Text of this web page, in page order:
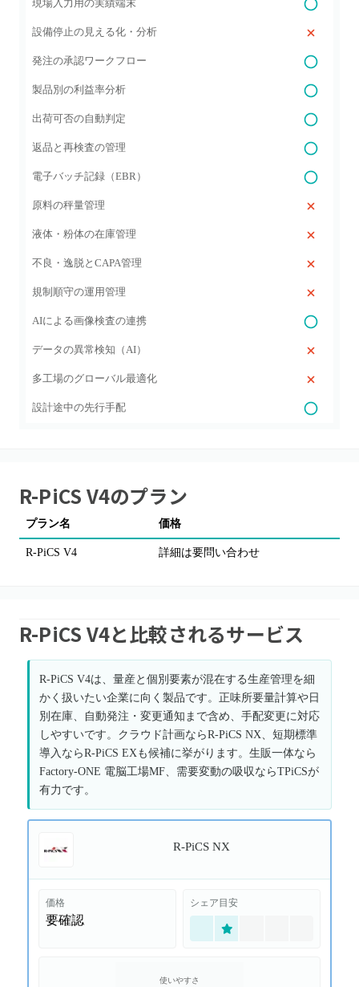
現場入力用の実績端末
設備停止の見える化・分析
発注の承認ワークフロー
製品別の利益率分析
出荷可否の自動判定
返品と再検査の管理
電子バッチ記録（EBR）
原料の秤量管理
液体・粉体の在庫管理
不良・逸脱とCAPA管理
規制順守の運用管理
AIによる画像検査の連携
データの異常検知（AI）
多工場のグローバル最適化
設計途中の先行手配
R-PiCS V4のプラン
プラン名 価格
R-PiCS V4 詳細は要問い合わせ
R-PiCS V4と比較されるサービス
R-PiCS V4は、量産と個別要素が混在する生産管理を細
かく扱いたい企業に向く製品です。正味所要量計算や日
別在庫、自動発注・変更通知まで含め、手配変更に対応
しやすいです。クラウド計画ならR-PiCS NX、短期標準
導入ならR-PiCS EXも候補に挙がります。生販一体なら
Factory-ONE 電脳工場MF、需要変動の吸収ならTPiCSが
有力です。
R-PiCS NX
価格
要確認
シェア目安
使いやすさ